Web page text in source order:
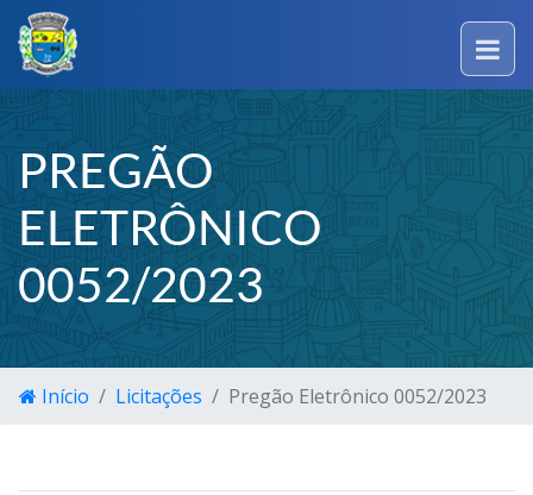
PREGÃO
ELETRÔNICO
0052/2023
Início Licitações Pregão Eletrônico 0052/2023